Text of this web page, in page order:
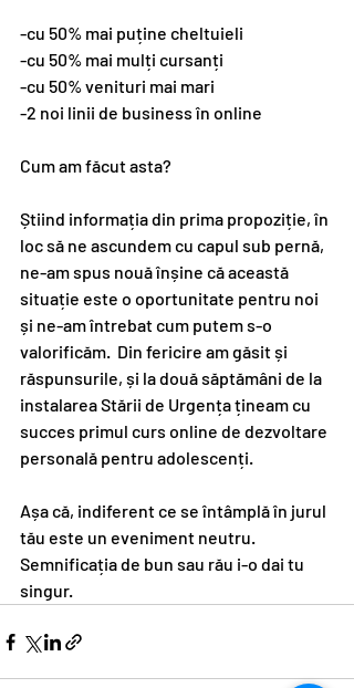
-cu 50% mai puține cheltuieli
-cu 50% mai mulți cursanți
-cu 50% venituri mai mari
-2 noi linii de business în online
Cum am făcut asta?
Știind informația din prima propoziție, în
loc să ne ascundem cu capul sub pernă,
ne-am spus nouă înșine că această
situație este o oportunitate pentru noi
și ne-am întrebat cum putem s-o
valorificăm.  Din fericire am găsit și
răspunsurile, și la două săptămâni de la
instalarea Stării de Urgența țineam cu
succes primul curs online de dezvoltare
personală pentru adolescenți.
Așa că, indiferent ce se întâmplă în jurul
tău este un eveniment neutru.
Semnificația de bun sau rău i-o dai tu
singur.